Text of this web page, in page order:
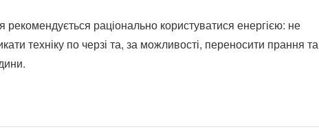
раціонально користуватися енергією: не
техніку по черзі та, за можливості, переносити прання та